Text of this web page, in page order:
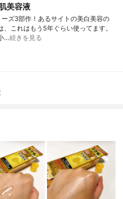
美容液
ズ3部作！あるサイトの美白美容の
これはもう5年ぐらい使ってます。
…続きを見る